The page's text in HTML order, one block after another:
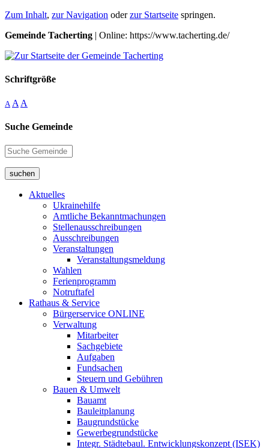
Zum Inhalt, zur Navigation oderzur Startseite springen.
Gemeinde Tacherting | Online: https://www.tacherting.de/
Schriftgröße
A A A
Suche Gemeinde
suchen
Aktuelles
Ukrainehilfe
Amtliche Bekanntmachungen
Stellenausschreibungen
Ausschreibungen
Veranstaltungen
Veranstaltungsmeldung
Wahlen
Ferienprogramm
Notruftafel
Rathaus & Service
Bürgerservice ONLINE
Verwaltung
Mitarbeiter
Sachgebiete
Aufgaben
Fundsachen
Steuern und Gebühren
Bauen & Umwelt
Bauamt
Bauleitplanung
Baugrundstücke
Gewerbegrundstücke
Integr. Städtebaul. Entwicklungskonzept (ISEK)